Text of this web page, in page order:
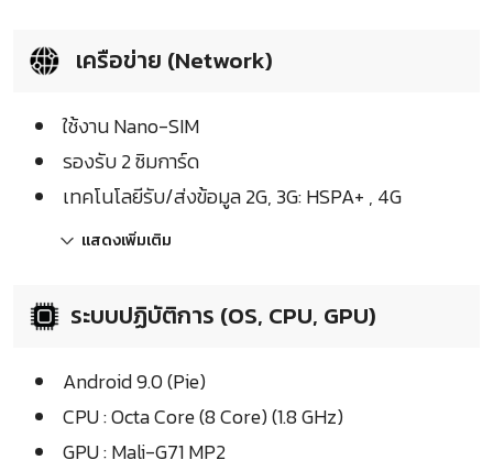
เครือข่าย (Network)
ใช้งาน Nano-SIM
รองรับ 2 ซิมการ์ด
เทคโนโลยีรับ/ส่งข้อมูล 2G, 3G: HSPA+ , 4G
แสดงเพิ่มเติม
ระบบปฏิบัติการ (OS, CPU, GPU)
Android 9.0 (Pie)
CPU : Octa Core (8 Core) (1.8 GHz)
GPU : Mali-G71 MP2